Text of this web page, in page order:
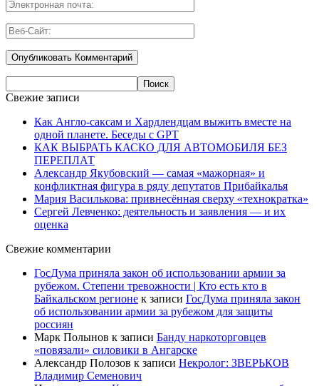
Свежие записи
Как Англо-саксам и Хардлендцам выжить вместе на
одной планете. Беседы с GPT
КАК ВЫБРАТЬ КАСКО ДЛЯ АВТОМОБИЛЯ БЕЗ
ПЕРЕПЛАТ
Александр Якубовский — самая «мажорная» и
конфликтная фигура в ряду депутатов Прибайкалья
Мария Василькова: привнесённая сверху «технократка»
Сергей Левченко: деятельность и заявления — и их
оценка
Свежие комментарии
ГосДума приняла закон об использовании армии за
рубежом. Степени тревожности | Кто есть кто в
Байкальском регионе к записи ГосДума приняла закон
об использовании армии за рубежом для защиты
россиян
Марк Полынов к записи Банду наркоторговцев
«повязали» силовики в Ангарске
Александр Полозов к записи Некролог: ЗВЕРЬКОВ
Владимир Семенович